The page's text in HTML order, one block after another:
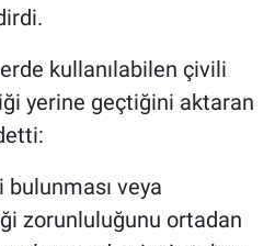
kullanılabilen çivili
yerine geçtiğini aktaran
veya
zorunluluğunu ortadan